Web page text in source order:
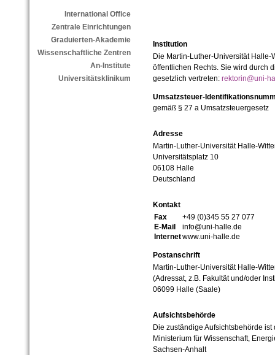
International Office
Zentrale Einrichtungen
Graduierten-Akademie
Wissenschaftliche Zentren
An-Institute
Universitätsklinikum
Institution
Die Martin-Luther-Universität
öffentlichen Rechts. Sie wird durch
gesetzlich vertreten: rektorin@uni-
Umsatzsteuer-
gemäß § 27 a Umsatzsteuergesetz
Adresse
Martin-Luther-Universität Halle-
Universitätsplatz 10
06108 Halle
Deutschland
Kontakt
Fax
+49 (0)345 55 27 077
E-Mail
info@uni-halle.de
Internetwww.uni-halle.de
Postanschrift
Martin-Luther-Universität Halle-
(Adressat, z.B. Fakultät und/oder
06099 Halle (Saale)
Aufsichtsbehörde
Die zuständige Aufsichtsbehörde ist
Ministerium für Wissenschaft,
Sachsen-Anhalt